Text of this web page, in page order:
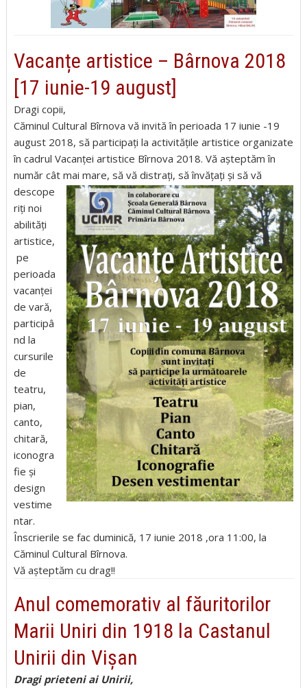
Vacanțe artistice – Bârnova 2018
[17 iunie-19 august]
Dragi copii,
Căminul Cultural Bîrnova vă invită în perioada 17 iunie -19
august 2018, să participați la activitățile artistice organizate
în cadrul Vacanței artistice Bîrnova 2018. Vă așteptăm în
număr cât mai mare, să vă distrați, să învățați și să vă
descope
riți noi
abilități
artistice,
pe
perioada
vacanței
de vară,
participâ
nd la
cursurile
de
teatru,
pian,
canto,
chitară,
iconogra
fie și
design
vestime
ntar.
Înscrierile se fac duminică, 17 iunie 2018 ,ora 11:00, la
Căminul Cultural Bîrnova.
Vă așteptăm cu drag!!
Anul comemorativ al făuritorilor
Marii Uniri din 1918 la Castanul
Unirii din Vișan
Dragi prieteni ai Unirii,